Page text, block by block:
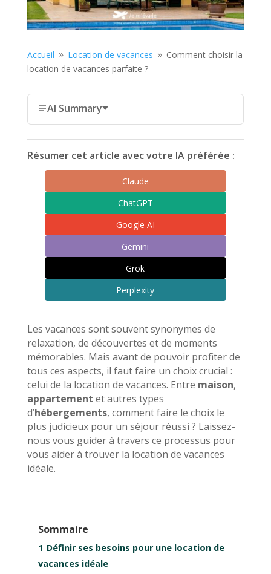
Accueil 9 Location de vacances 9 Comment choisir la
location de vacances parfaite ?
AI Summary
Résumer cet article avec votre IA préférée :
Claude
ChatGPT
Google AI
Gemini
Grok
Perplexity
Les vacances sont souvent synonymes de
relaxation, de découvertes et de moments
mémorables. Mais avant de pouvoir profiter de
tous ces aspects, il faut faire un choix crucial :
celui de la location de vacances. Entre maison,
appartement et autres types
d’hébergements, comment faire le choix le
plus judicieux pour un séjour réussi ? Laissez-
nous vous guider à travers ce processus pour
vous aider à trouver la location de vacances
idéale.
Sommaire
1 Définir ses besoins pour une location de
vacances idéale